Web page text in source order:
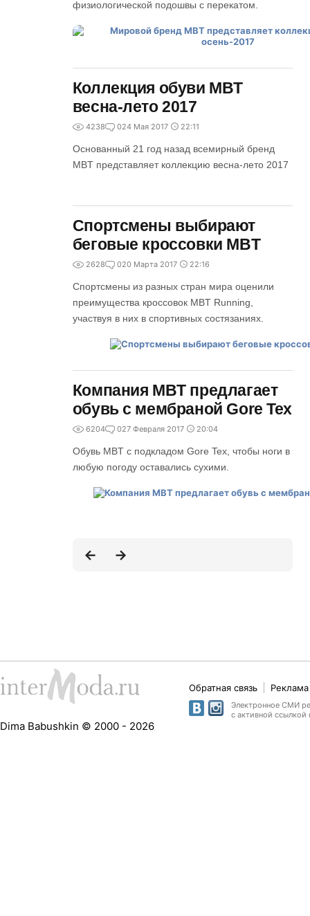
физиологической подошвы с перекатом.
Коллекция обуви MBT
весна-лето 2017
4238 024 Мая 2017 22:11
Основанный 21 год назад всемирный бренд
MBT представляет коллекцию весна-лето 2017
Спортсмены выбирают
беговые кроссовки MBT
2628 020 Марта 2017 22:16
Спортсмены из разных стран мира оценили
преимущества кроссовок MBT Running,
участвуя в них в спортивных состязаниях.
Компания MBT предлагает
обувь с мембраной Gore Tex
6204 027 Февраля 2017 20:04
Обувь MBT с подкладом Gore Tex, чтобы ноги в
любую погоду оставались сухими.
Dima Babushkin © 2000 - 2026
Обратная связь
Электронное СМИ
с активной ссылкой